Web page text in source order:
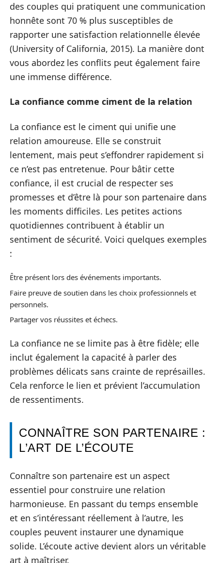
des couples qui pratiquent une communication
honnête sont 70 % plus susceptibles de
rapporter une satisfaction relationnelle élevée
(University of California, 2015). La manière dont
vous abordez les conflits peut également faire
une immense différence.
La confiance comme ciment de la relation
La confiance est le ciment qui unifie une
relation amoureuse. Elle se construit
lentement, mais peut s’effondrer rapidement si
ce n’est pas entretenue. Pour bâtir cette
confiance, il est crucial de respecter ses
promesses et d’être là pour son partenaire dans
les moments difficiles. Les petites actions
quotidiennes contribuent à établir un
sentiment de sécurité. Voici quelques exemples
:
Être présent lors des événements importants.
Faire preuve de soutien dans les choix professionnels et
personnels.
Partager vos réussites et échecs.
La confiance ne se limite pas à être fidèle; elle
inclut également la capacité à parler des
problèmes délicats sans crainte de représailles.
Cela renforce le lien et prévient l’accumulation
de ressentiments.
CONNAÎTRE SON PARTENAIRE :
L’ART DE L’ÉCOUTE
Connaître son partenaire est un aspect
essentiel pour construire une relation
harmonieuse. En passant du temps ensemble
et en s’intéressant réellement à l’autre, les
couples peuvent instaurer une dynamique
solide. L’écoute active devient alors un véritable
art à maîtriser.